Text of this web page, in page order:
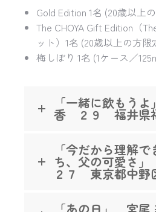
Gold Edition 1名 (20歳以上
The CHOYA Gift Edition（
ット）1名 (20歳以上の方限
梅しぼり 1名 (1ケース／
「一緒に飲もう
香 ２９ 福井県
「今だから理解
ち、父の可愛さ
２７ 東京都中野